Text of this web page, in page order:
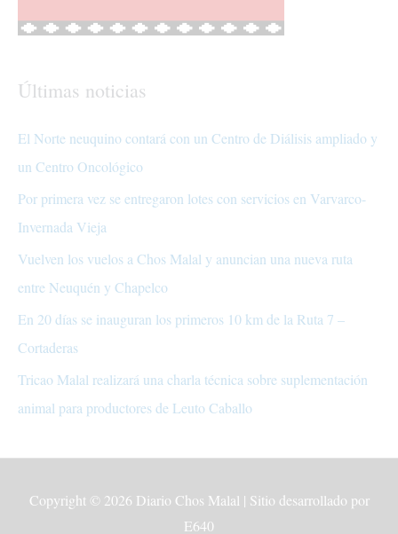
Últimas noticias
El Norte neuquino contará con un Centro de Diálisis ampliado y
un Centro Oncológico
Por primera vez se entregaron lotes con servicios en Varvarco-
Invernada Vieja
Vuelven los vuelos a Chos Malal y anuncian una nueva ruta
entre Neuquén y Chapelco
En 20 días se inauguran los primeros 10 km de la Ruta 7 –
Cortaderas
Tricao Malal realizará una charla técnica sobre suplementación
animal para productores de Leuto Caballo
Copyright © 2026 Diario Chos Malal | Sitio desarrollado por
E640